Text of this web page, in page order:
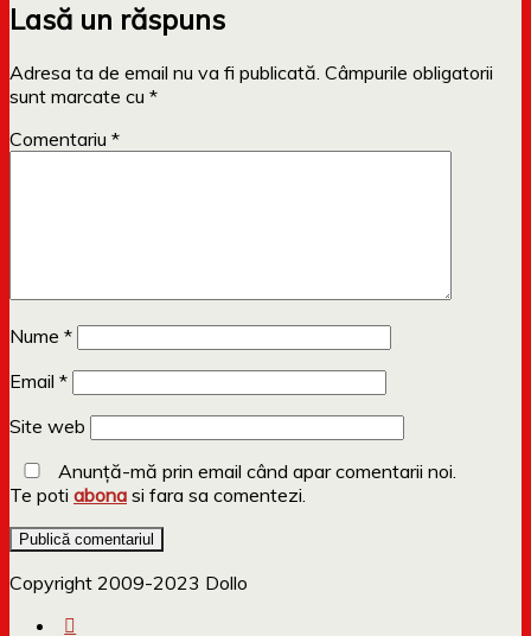
Lasă un răspuns
Adresa ta de email nu va fi publicată. Câmpurile obligatorii
sunt marcate cu *
Comentariu *
Nume *
Email *
Site web
Anunță-mă prin email când apar comentarii noi.
Te poti abona si fara sa comentezi.
Copyright 2009-2023 Dollo